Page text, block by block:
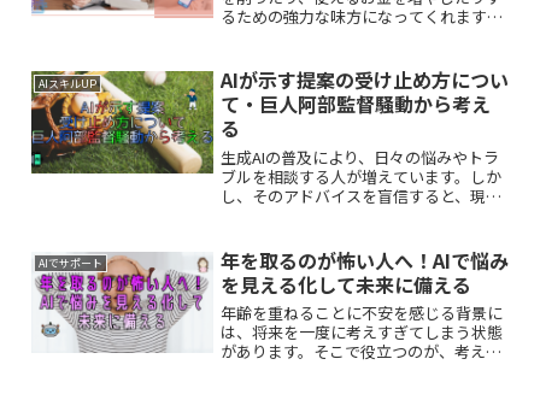
るための強力な味方になってくれます。
用方法まで優しく解説します。
AIスキルUP
AIが示す提案の受け止め方につい
て・巨人阿部監督騒動から考え
る
生成AIの普及により、日々の悩みやトラ
ブルを相談する人が増えています。しか
し、そのアドバイスを盲信すると、現実
電撃辞任騒動を例に、AIとの付き合い方
を考えます。
AIでサポート
年を取るのが怖い人へ！AIで悩み
を見える化して未来に備える
年齢を重ねることに不安を感じる背景に
は、将来を一度に考えすぎてしまう状態
があります。そこで役立つのが、考えを